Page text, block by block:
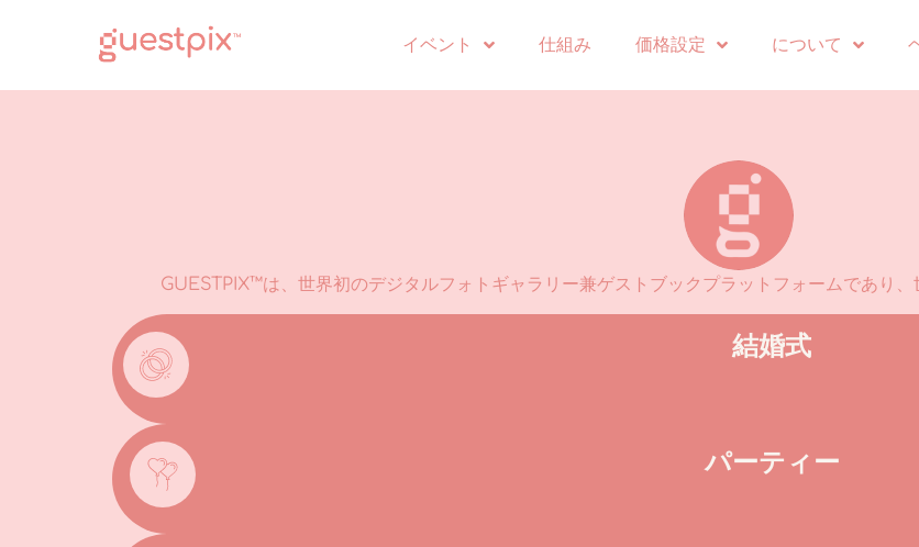
イベント 仕組み 価格設定 について
GUESTPIX™は、世界初のデジタルフォトギャラリー兼ゲストブックプラットフォームであり、
結婚式
パーティー